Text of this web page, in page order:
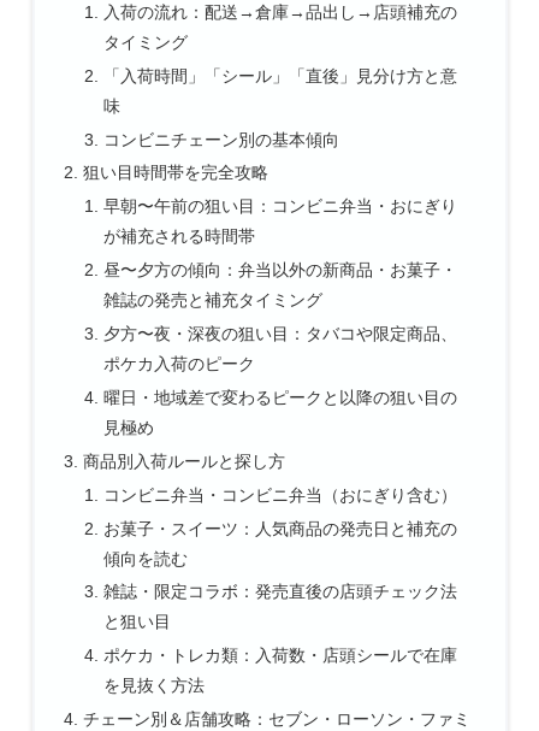
入荷の流れ：配送→倉庫→品出し→店頭補充の
タイミング
「入荷時間」「シール」「直後」見分け方と意
味
コンビニチェーン別の基本傾向
狙い目時間帯を完全攻略
早朝〜午前の狙い目：コンビニ弁当・おにぎり
が補充される時間帯
昼〜夕方の傾向：弁当以外の新商品・お菓子・
雑誌の発売と補充タイミング
夕方〜夜・深夜の狙い目：タバコや限定商品、
ポケカ入荷のピーク
曜日・地域差で変わるピークと以降の狙い目の
見極め
商品別入荷ルールと探し方
コンビニ弁当・コンビニ弁当（おにぎり含む）
お菓子・スイーツ：人気商品の発売日と補充の
傾向を読む
雑誌・限定コラボ：発売直後の店頭チェック法
と狙い目
ポケカ・トレカ類：入荷数・店頭シールで在庫
を見抜く方法
チェーン別＆店舗攻略：セブン・ローソン・ファミ